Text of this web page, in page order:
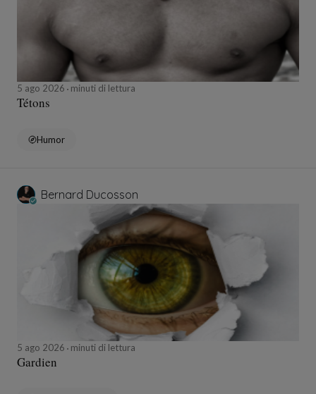
5 ago 2026 minuti di lettura
Tétons
Humor
Bernard Ducosson
5 ago 2026 minuti di lettura
Gardien